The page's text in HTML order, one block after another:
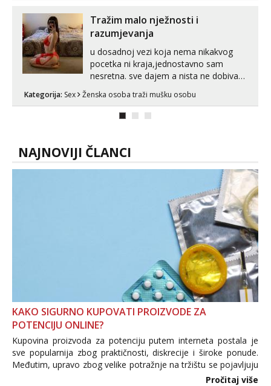
Tražim malo nježnosti i
razumjevanja
u dosadnoj vezi koja nema nikakvog
pocetka ni kraja,jednostavno sam
nesretna. sve dajem a nista ne dobivam
zadovoljiti moje potrebe,ne trazim puno
samo malo njeznosti i razumjevanja.
muskar...
Kategorija: Sex Ženska osoba traži mušku osobu
NAJNOVIJI ČLANCI
KAKO SIGURNO KUPOVATI PROIZVODE ZA
POTENCIJU ONLINE?
Kupovina proizvoda za potenciju putem interneta postala je
sve popularnija zbog praktičnosti, diskrecije i široke ponude.
Međutim, upravo zbog velike potražnje na tržištu se pojavljuju
i brojni krivotvoreni proizvodi, nepouzdane internetske
Pročitaj više